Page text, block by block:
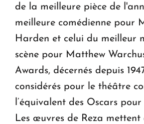
de la meilleure pièce de
meilleure comédienne pour
Harden et celui du meilleur
scène pour Matthew
Awards, décernés depuis
considérés pour le théâtre
l’équivalent des Oscars
Les œuvres de Reza mettent